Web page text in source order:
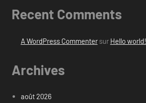
Recent Comments
A WordPress Commentersur Hello world!
Archives
août 2026